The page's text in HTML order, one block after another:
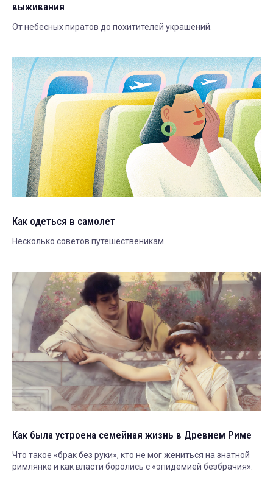
выживания
От небесных пиратов до похитителей украшений.
Как одеться в самолет
Несколько советов путешественикам.
Как была устроена семейная жизнь в Древнем Риме
Что такое «брак без руки», кто не мог жениться на знатной
римлянке и как власти боролись с «эпидемией безбрачия».